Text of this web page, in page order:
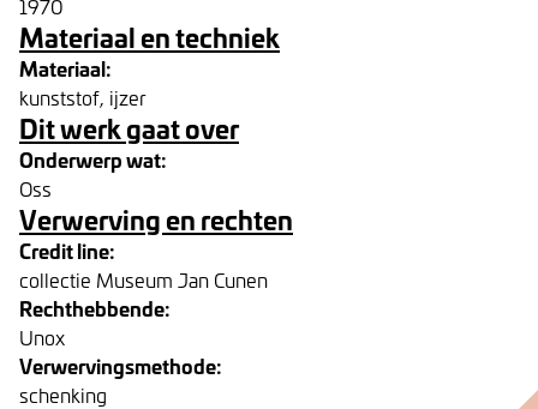
1970
Materiaal en techniek
Materiaal:
kunststof, ijzer
Dit werk gaat over
Onderwerp wat:
Oss
Verwerving en rechten
Credit line:
collectie Museum Jan Cunen
Rechthebbende:
Unox
Verwervingsmethode:
schenking